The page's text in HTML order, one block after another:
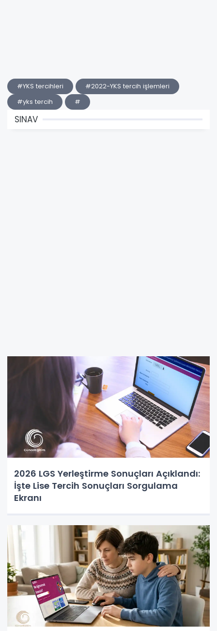
#YKS tercihleri
#2022-YKS tercih işlemleri
#yks tercih
#
SINAV
2026 LGS Yerleştirme Sonuçları Açıklandı:
İşte Lise Tercih Sonuçları Sorgulama
Ekranı